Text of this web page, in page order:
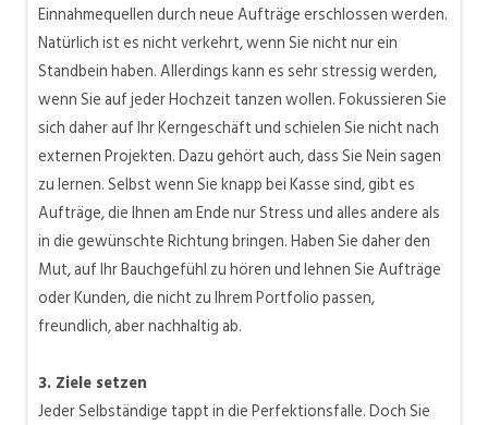
Einnahmequellen durch neue Aufträge erschlossen werden.
Natürlich ist es nicht verkehrt, wenn Sie nicht nur ein
Standbein haben. Allerdings kann es sehr stressig werden,
wenn Sie auf jeder Hochzeit tanzen wollen. Fokussieren Sie
sich daher auf Ihr Kerngeschäft und schielen Sie nicht nach
externen Projekten. Dazu gehört auch, dass Sie Nein sagen
zu lernen. Selbst wenn Sie knapp bei Kasse sind, gibt es
Aufträge, die Ihnen am Ende nur Stress und alles andere als
in die gewünschte Richtung bringen. Haben Sie daher den
Mut, auf Ihr Bauchgefühl zu hören und lehnen Sie Aufträge
oder Kunden, die nicht zu Ihrem Portfolio passen,
freundlich, aber nachhaltig ab.
3. Ziele setzen
Jeder Selbständige tappt in die Perfektionsfalle. Doch Sie